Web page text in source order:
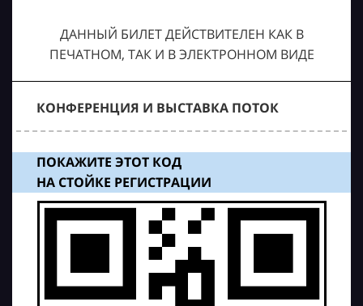
ДАННЫЙ БИЛЕТ ДЕЙСТВИТЕЛЕН КАК В
ПЕЧАТНОМ, ТАК И В ЭЛЕКТРОННОМ ВИДЕ
КОНФЕРЕНЦИЯ И ВЫСТАВКА ПОТОК
ПОКАЖИТЕ ЭТОТ КОД
НА СТОЙКЕ РЕГИСТРАЦИИ